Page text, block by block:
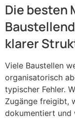
Die besten
klarer
Viele Baustellen
organisatorisch
typischer Fehler.
Zugänge freigibt,
dokumentiert und